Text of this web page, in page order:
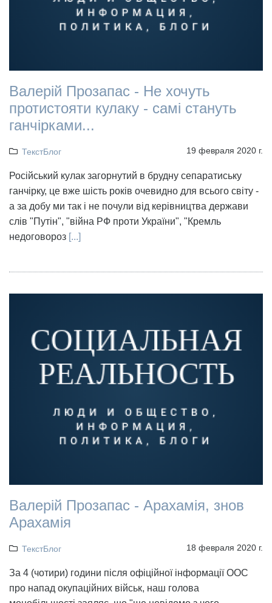
Валерій Прозапас - Не хочуть
протистояти кулаку - самі стануть
ганчірками...
ТекстБлог 19 февраля 2020 г.
Російський кулак загорнутий в брудну сепаратиську
ганчірку, це вже шість років очевидно для всього світу -
а за добу ми так і не почули від керівництва держави
слів "Путін", "війна РФ проти України", "Кремль
недоговороз [...]
Валерій Прозапас - Арахамія, знов
Арахамія
ТекстБлог 18 февраля 2020 г.
За 4 (чотири) години після офіційної інформації ООС
про напад окупаційних військ, наш голова